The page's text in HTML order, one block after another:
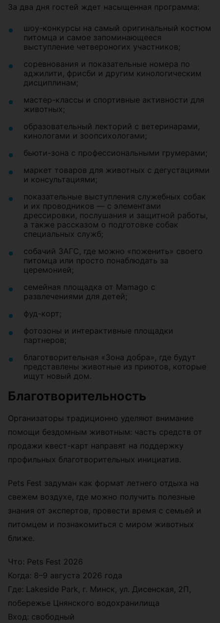
За два дня гостей ждет насыщенная программа:
шоу-конкурсы на самый оригинальный костюм
питомца и самое запоминающееся
выступление четвероногих участников;
соревнования и показательные номера по
аджилити, фрисби и другим кинологическим
дисциплинам;
мастер-классы и спортивные активности для
животных;
образовательный лекторий с ветеринарами,
кинологами и зоопсихологами;
бьюти-зона с профессиональными грумерами;
маркет товаров для животных с дегустациями
и консультациями;
показательные выступления служебных собак
и их проводников — с элементами
дрессировки, послушания и защитной работы,
а также рассказом о подготовке собак
специальных служб;
собачий ЗАГС, где можно «поженить» своего
питомца или просто понаблюдать за
церемонией;
семейная площадка от Mamago с
развлечениями для детей;
фуд-корт;
фотозоны и интерактивные площадки
партнеров;
благотворительная «Зона добра», где будут
представлены животные из приютов, которые
ищут новый дом.
Благотворительность
Организаторы традиционно уделяют внимание
помощи бездомным животным: часть средств от
продажи квест-карт направят на поддержку
профильных благотворительных инициатив.
Pets Fest задуман как формат летнего отдыха на
свежем воздухе, где можно получить полезные
знания от экспертов, провести время с семьей и
питомцем и познакомиться с миром животных
ближе.
Что: Pets Fest 2026
Когда: 8–9 августа 2026 года
Где: Lakeside Park, г. Минск, ул. Дисенская, 2П,
побережье Цнянского водохранилища
Вход: свободный